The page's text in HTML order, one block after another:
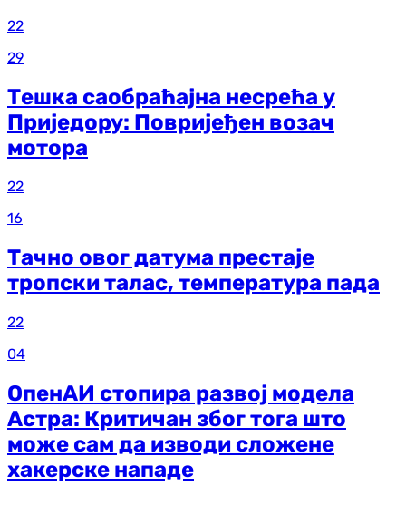
22
29
Тешка саобраћајна несрећа у
Приједору: Повријеђен возач
мотора
22
16
Тачно овог датума престаје
тропски талас, температура пада
22
04
ОпенАИ стопира развој модела
Астра: Критичан због тога што
може сам да изводи сложене
хакерске нападе